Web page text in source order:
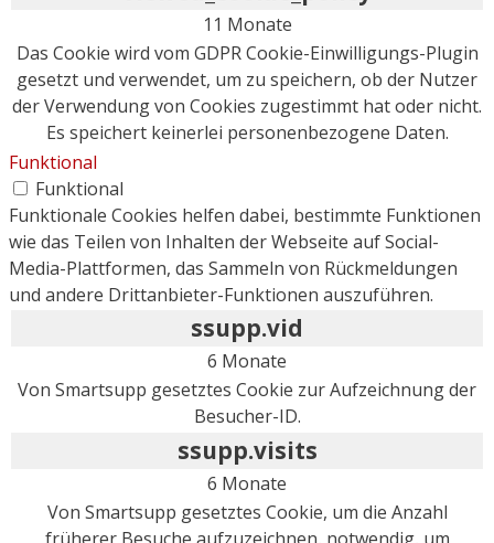
11 Monate
Das Cookie wird vom GDPR Cookie-Einwilligungs-Plugin
gesetzt und verwendet, um zu speichern, ob der Nutzer
der Verwendung von Cookies zugestimmt hat oder nicht.
Es speichert keinerlei personenbezogene Daten.
Funktional
Funktional
Funktionale Cookies helfen dabei, bestimmte Funktionen
wie das Teilen von Inhalten der Webseite auf Social-
Media-Plattformen, das Sammeln von Rückmeldungen
und andere Drittanbieter-Funktionen auszuführen.
ssupp.vid
6 Monate
Von Smartsupp gesetztes Cookie zur Aufzeichnung der
Besucher-ID.
ssupp.visits
6 Monate
Von Smartsupp gesetztes Cookie, um die Anzahl